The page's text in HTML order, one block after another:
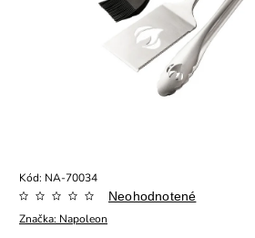
Kód: NA-70034
Značka: Napoleon
Neohodnotené